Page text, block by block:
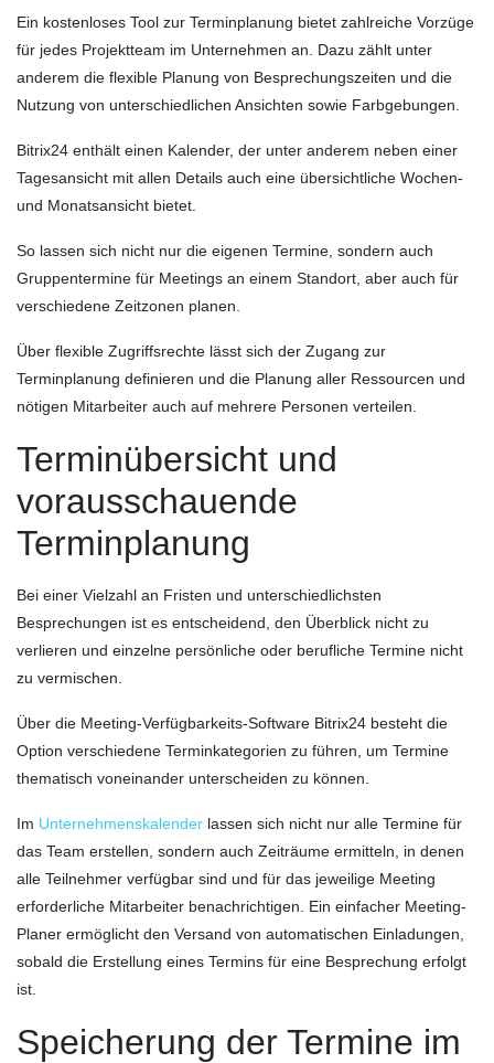
Ein kostenloses Tool zur Terminplanung bietet zahlreiche Vorzüge
für jedes Projektteam im Unternehmen an. Dazu zählt unter
anderem die flexible Planung von Besprechungszeiten und die
Nutzung von unterschiedlichen Ansichten sowie Farbgebungen.
Bitrix24 enthält einen Kalender, der unter anderem neben einer
Tagesansicht mit allen Details auch eine übersichtliche Wochen-
und Monatsansicht bietet.
So lassen sich nicht nur die eigenen Termine, sondern auch
Gruppentermine für Meetings an einem Standort, aber auch für
verschiedene Zeitzonen planen.
Über flexible Zugriffsrechte lässt sich der Zugang zur
Terminplanung definieren und die Planung aller Ressourcen und
nötigen Mitarbeiter auch auf mehrere Personen verteilen.
Terminübersicht und
vorausschauende
Terminplanung
Bei einer Vielzahl an Fristen und unterschiedlichsten
Besprechungen ist es entscheidend, den Überblick nicht zu
verlieren und einzelne persönliche oder berufliche Termine nicht
zu vermischen.
Über die Meeting-Verfügbarkeits-Software Bitrix24 besteht die
Option verschiedene Terminkategorien zu führen, um Termine
thematisch voneinander unterscheiden zu können.
Im Unternehmenskalender lassen sich nicht nur alle Termine für
das Team erstellen, sondern auch Zeiträume ermitteln, in denen
alle Teilnehmer verfügbar sind und für das jeweilige Meeting
erforderliche Mitarbeiter benachrichtigen. Ein einfacher Meeting-
Planer ermöglicht den Versand von automatischen Einladungen,
sobald die Erstellung eines Termins für eine Besprechung erfolgt
ist.
Speicherung der Termine im